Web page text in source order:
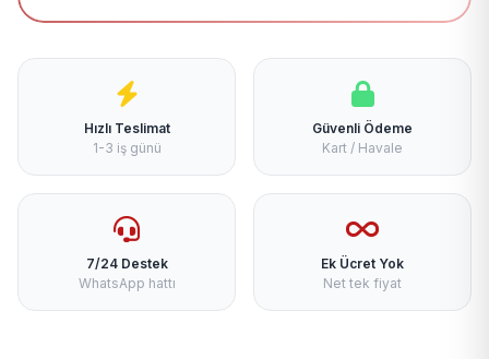
Hızlı Teslimat
1-3 iş günü
Güvenli Ödeme
Kart / Havale
7/24 Destek
WhatsApp hattı
Ek Ücret Yok
Net tek fiyat